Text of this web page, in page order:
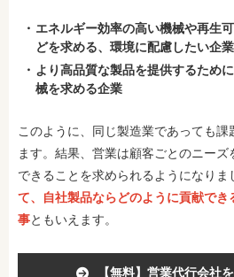
エネルギー効率の高い機械や再生
どを求める、環境に配慮したい企業
より高品質な製品を提供するため
械を求める企業
このように、同じ製造業であっても課
ます。結果、営業は顧客ごとのニー
できることを求められるようになりま
て、自社製品ならどのように貢献で
事ともいえます。
【無料】営業代行会社